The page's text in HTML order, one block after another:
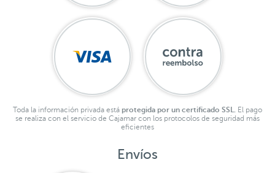
Toda la información privada está protegida por un certificado SSL. El pago
se realiza con el servicio de Cajamar con los protocolos de seguridad más
eficientes
Envíos